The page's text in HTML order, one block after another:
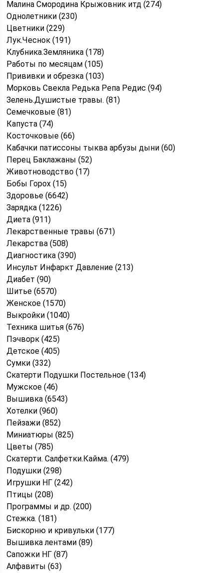
Малина Смородина Крыжовник итд (274)
Однолетники (230)
Цветники (229)
Лук.Чеснок (191)
Клубника.Земляника (178)
Работы по месяцам (105)
Прививки и обрезка (103)
Морковь Свекла Редька Репа Редис (94)
Зелень.Душистые травы. (81)
Семечковые (81)
Капуста (74)
Косточковые (66)
Кабачки патиссоны тыква арбузы дыни (60)
Перец Баклажаны (52)
Животноводство (17)
Бобы Горох (15)
Здоровье (6642)
Зарядка (1226)
Диета (911)
Лекарственные травы (671)
Лекарства (508)
Диагностика (390)
Инсульт Инфаркт Давление (213)
Диабет (90)
Шитье (6570)
Женское (1570)
Выкройки (1040)
Техника шитья (676)
Пэчворк (425)
Детское (405)
Сумки (332)
Скатерти Подушки Постельное (134)
Мужское (46)
Вышивка (6543)
Хотелки (960)
Пейзажи (852)
Миниатюры (825)
Цветы (785)
Скатерти. Салфетки.Кайма. (479)
Подушки (298)
Игрушки НГ (242)
Птицы (208)
Программы и др. (200)
Стежка. (181)
Бискорню и кривульки (177)
Вышивка лентами (89)
Сапожки НГ (87)
Алфавиты (63)